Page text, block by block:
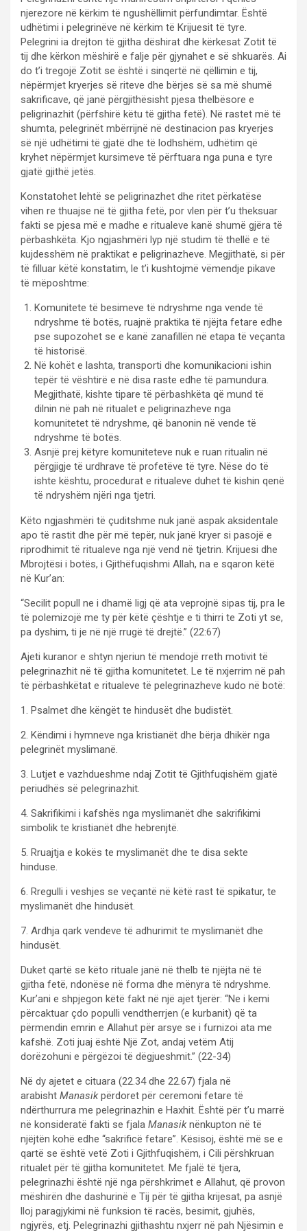
njerezore në kërkim të ngushëllimit përfundimtar. Është
udhëtimi i pelegrinëve në kërkim të Krijuesit të tyre.
Pelegrini ia drejton të gjitha dëshirat dhe kërkesat Zotit të
tij dhe kërkon mëshirë e falje për gjynahet e së shkuarës. Ai
do t’i tregojë Zotit se është i sinqertë në qëllimin e tij,
nëpërmjet kryerjes së riteve dhe bërjes së sa më shumë
sakrificave, që janë përgjithësisht pjesa thelbësore e
peligrinazhit (përfshirë këtu të gjitha fetë). Në rastet më të
shumta, pelegrinët mbërrijnë në destinacion pas kryerjes
së një udhëtimi të gjatë dhe të lodhshëm, udhëtim që
kryhet nëpërmjet kursimeve të përftuara nga puna e tyre
gjatë gjithë jetës.
Konstatohet lehtë se peligrinazhet dhe ritet përkatëse
vihen re thuajse në të gjitha fetë, por vlen për t’u theksuar
fakti se pjesa më e madhe e ritualeve kanë shumë gjëra të
përbashkëta. Kjo ngjashmëri lyp një studim të thellë e të
kujdesshëm në praktikat e peligrinazheve. Megjithatë, si për
të filluar këtë konstatim, le t’i kushtojmë vëmendje pikave
të mëposhtme:
Komunitete të besimeve të ndryshme nga vende të
ndryshme të botës, ruajnë praktika të njëjta fetare edhe
pse supozohet se e kanë zanafillën në etapa të veçanta
të historisë.
Në kohët e lashta, transporti dhe komunikacioni ishin
tepër të vështirë e në disa raste edhe të pamundura.
Megjithatë, kishte tipare të përbashkëta që mund të
dilnin në pah në ritualet e peligrinazheve nga
komunitetet të ndryshme, që banonin në vende të
ndryshme të botës.
Asnjë prej këtyre komuniteteve nuk e ruan ritualin në
përgjigje të urdhrave të profetëve të tyre. Nëse do të
ishte kështu, procedurat e ritualeve duhet të kishin qenë
të ndryshëm njëri nga tjetri.
Këto ngjashmëri të çuditshme nuk janë aspak aksidentale
apo të rastit dhe për më tepër, nuk janë kryer si pasojë e
riprodhimit të ritualeve nga një vend në tjetrin. Krijuesi dhe
Mbrojtësi i botës, i Gjithëfuqishmi Allah, na e sqaron këtë
në Kur’an:
“Secilit popull ne i dhamë ligj që ata veprojnë sipas tij, pra le
të polemizojë me ty për këtë çështje e ti thirri te Zoti yt se,
pa dyshim, ti je në një rrugë të drejtë.” (22:67)
Ajeti kuranor e shtyn njeriun të mendojë rreth motivit të
pelegrinazhit në të gjitha komunitetet. Le të nxjerrim në pah
të përbashkëtat e ritualeve të pelegrinazheve kudo në botë:
1. Psalmet dhe këngët te hindusët dhe budistët.
2. Këndimi i hymneve nga kristianët dhe bërja dhikër nga
pelegrinët myslimanë.
3. Lutjet e vazhdueshme ndaj Zotit të Gjithfuqishëm gjatë
periudhës së pelegrinazhit.
4. Sakrifikimi i kafshës nga myslimanët dhe sakrifikimi
simbolik te kristianët dhe hebrenjtë.
5. Rruajtja e kokës te myslimanët dhe te disa sekte
hinduse.
6. Rregulli i veshjes se veçantë në këtë rast të spikatur, te
myslimanët dhe hindusët.
7. Ardhja qark vendeve të adhurimit te myslimanët dhe
hindusët.
Duket qartë se këto rituale janë në thelb të njëjta në të
gjitha fetë, ndonëse në forma dhe mënyra të ndryshme.
Kur’ani e shpjegon këtë fakt në një ajet tjerër: “Ne i kemi
përcaktuar çdo populli vendtherrjen (e kurbanit) që ta
përmendin emrin e Allahut për arsye se i furnizoi ata me
kafshë. Zoti juaj është Një Zot, andaj vetëm Atij
dorëzohuni e përgëzoi të dëgjueshmit.” (22-34)
Në dy ajetet e cituara (22.34 dhe 22.67) fjala në
arabisht Manasikpërdoret për ceremoni fetare të
ndërthurrura me pelegrinazhin e Haxhit. Është për t’u marrë
në konsideratë fakti se fjala Manasiknënkupton në të
njëjtën kohë edhe “sakrificë fetare”. Kësisoj, është më se e
qartë se është vetë Zoti i Gjithfuqishëm, i Cili përshkruan
ritualet për të gjitha komunitetet. Me fjalë të tjera,
pelegrinazhi është një nga përshkrimet e Allahut, që provon
mëshirën dhe dashurinë e Tij për të gjitha krijesat, pa asnjë
lloj paragjykimi në funksion të racës, besimit, gjuhës,
ngjyrës, etj. Pelegrinazhi gjithashtu nxjerr në pah Njësimin e